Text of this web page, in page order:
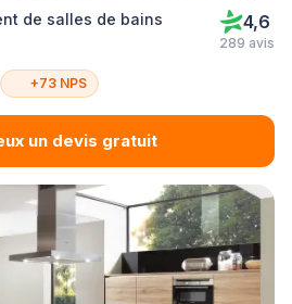
de salles de bains
4,6
289 avis
+73 NPS
un devis gratuit